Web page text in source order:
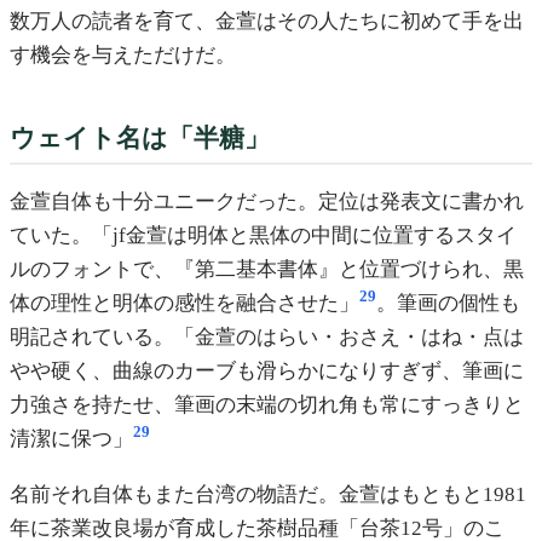
数万人の読者を育て、金萱はその人たちに初めて手を出
す機会を与えただけだ。
ウェイト名は「半糖」
金萱自体も十分ユニークだった。定位は発表文に書かれ
ていた。「jf金萱は明体と黒体の中間に位置するスタイ
ルのフォントで、『第二基本書体』と位置づけられ、黒
体の理性と明体の感性を融合させた」
29。筆画の個性も
明記されている。「金萱のはらい・おさえ・はね・点は
やや硬く、曲線のカーブも滑らかになりすぎず、筆画に
力強さを持たせ、筆画の末端の切れ角も常にすっきりと
清潔に保つ」
29
名前それ自体もまた台湾の物語だ。金萱はもともと1981
年に茶業改良場が育成した茶樹品種「台茶12号」のこ